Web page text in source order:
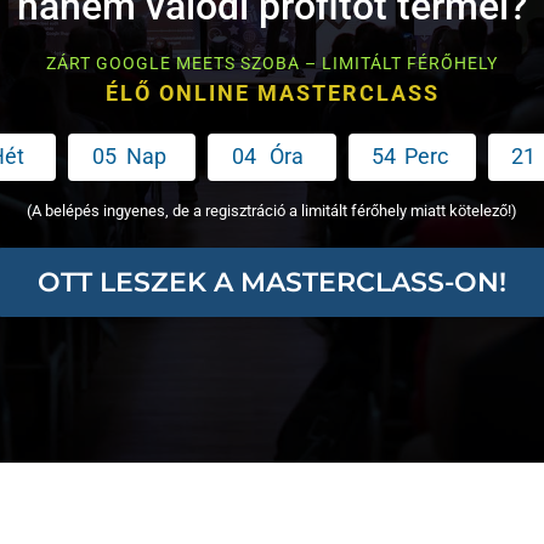
ZÁRT GOOGLE MEETS SZOBA – LIMITÁLT FÉRŐHELY
ÉLŐ ONLINE MASTERCLASS
05 Nap 04 Óra 54 Perc 19
(A belépés ingyenes, de a regisztráció a limitált férőhely miatt kötelező!)
OTT LESZEK A MASTERCLASS-ON!